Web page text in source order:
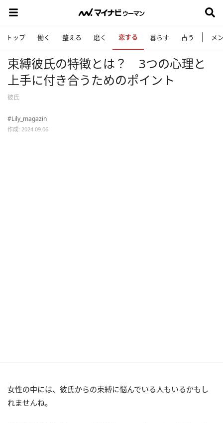
トップ 働く 整える 磨く 恋する 暮らす 占う メ
束縛彼氏の特徴とは？ 3つの心理と
上手に付き合うためのポイント
彼氏
#Lily_magazin
作成: 2024.09.06
女性の中には、彼氏からの束縛に悩んでいる人もいるかもし
れませんね。